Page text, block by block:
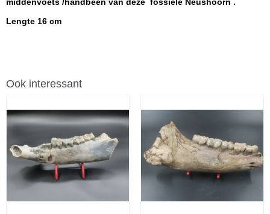
Lengte 16 cm
Ook interessant